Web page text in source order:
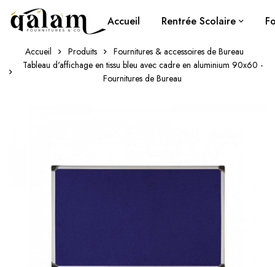
Accueil Rentrée Scolaire
Accueil Produits
Fournitures & accessoires de Bureau
Tableau d'affichage en tissu bleu avec cadre en aluminium 90x60 -
Fournitures de Bureau